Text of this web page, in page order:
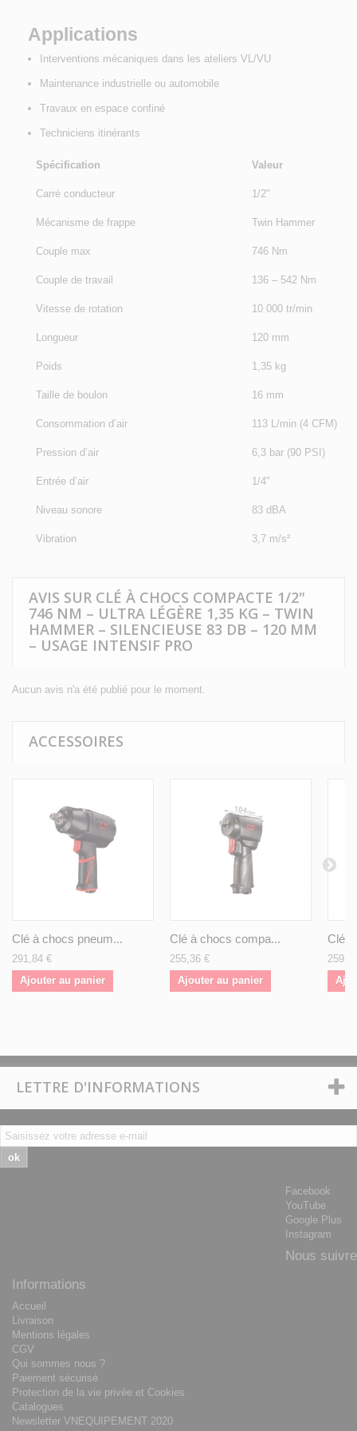
Applications
Interventions mécaniques dans les ateliers VL/VU
Maintenance industrielle ou automobile
Travaux en espace confiné
Techniciens itinérants
Spécification Valeur
Carré conducteur 1/2"
Mécanisme de frappe Twin Hammer
Couple max 746 Nm
Couple de travail 136 – 542 Nm
Vitesse de rotation 10 000 tr/min
Longueur 120 mm
Poids 1,35 kg
Taille de boulon 16 mm
Consommation d’air 113 L/min (4 CFM)
Pression d’air 6,3 bar (90 PSI)
Entrée d’air 1/4"
Niveau sonore 83 dBA
Vibration 3,7 m/s²
AVIS SUR CLÉ À CHOCS COMPACTE 1/2"
746 NM – ULTRA LÉGÈRE 1,35 KG – TWIN
HAMMER – SILENCIEUSE 83 DB – 120 MM
– USAGE INTENSIF PRO
Aucun avis n'a été publié pour le moment.
ACCESSOIRES
Clé à chocs pneum...
291,84 €
Ajouter au panier
Clé à chocs compa...
255,36 €
Ajouter au panier
Clé
LETTRE D'INFORMATIONS
ok
Facebook
YouTube
Google Plus
Instagram
Nous suivre
Informations
Accueil
Livraison
Mentions légales
CGV
Qui sommes nous ?
Paiement sécurisé
Protection de la vie privée et Cookies
Catalogues
Newsletter VNEQUIPEMENT 2020